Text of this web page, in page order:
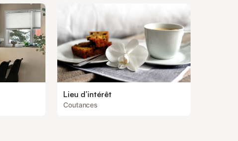
Lieu d’intérêt
Coutances